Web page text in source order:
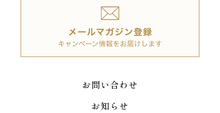
お問い合わせ
お知らせ